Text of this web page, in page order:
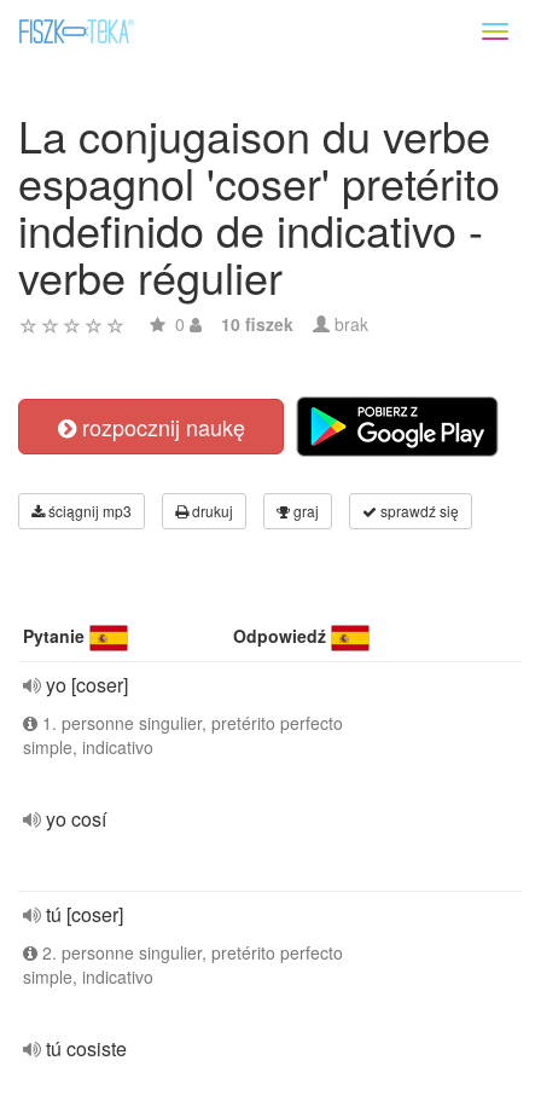
La conjugaison du verbe
espagnol 'coser' pretérito
indefinido de indicativo -
verbe régulier
0 10 fiszek brak
rozpocznij naukę
ściągnij mp3 drukuj graj sprawdź się
Pytanie Odpowiedź
yo [coser]
1. personne singulier, pretérito perfecto
simple, indicativo
yo cosí
tú [coser]
2. personne singulier, pretérito perfecto
simple, indicativo
tú cosiste